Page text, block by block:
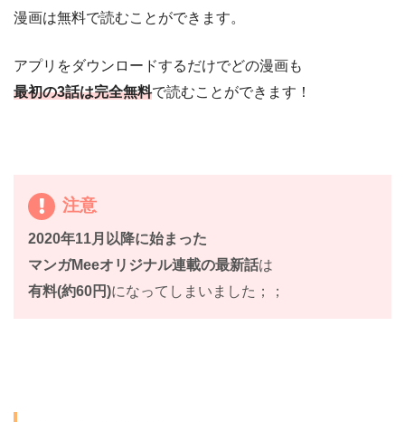
漫画は無料で読むことができます。
アプリをダウンロードするだけでどの漫画も
最初の3話は完全無料で読むことができます！
注意
2020年11月以降に始まった
マンガMeeオリジナル連載の最新話は
有料(約60円)になってしまいました；；